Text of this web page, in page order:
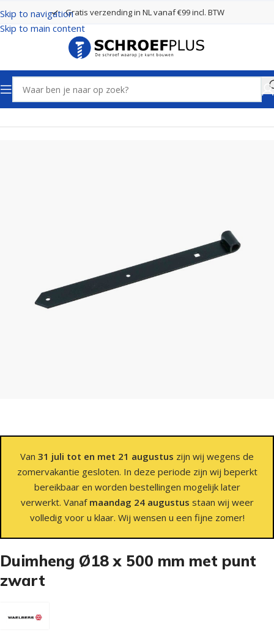
Skip to navigation
Skip to main content
Gratis verzending in NL vanaf €99 incl. BTW
Home Poort- en hekbeslag Hengen Zwart
Van 31 juli tot en met 21 augustus zijn wij wegens de
zomervakantie gesloten. In deze periode zijn wij beperkt
bereikbaar en worden bestellingen mogelijk later
verwerkt. Vanaf maandag 24 augustus staan wij weer
volledig voor u klaar. Wij wensen u een fijne zomer!
Duimheng Ø18 x 500 mm met punt
zwart